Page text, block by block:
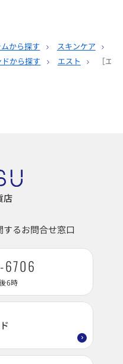
から探す スキンケア
から探す エスト ［エ
店
るお問合せ窓口
6時